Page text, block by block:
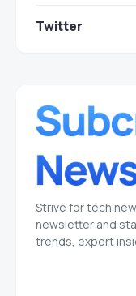
Twitter
Strive for tech
newsletter and
trends, expert